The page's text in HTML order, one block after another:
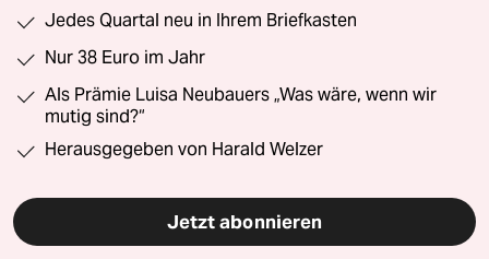
Jedes Quartal neu in Ihrem Briefkasten
Nur 38 Euro im Jahr
Als Prämie Luisa Neubauers „Was wäre, wenn wir
mutig sind?“
Herausgegeben von Harald Welzer
Jetzt abonnieren